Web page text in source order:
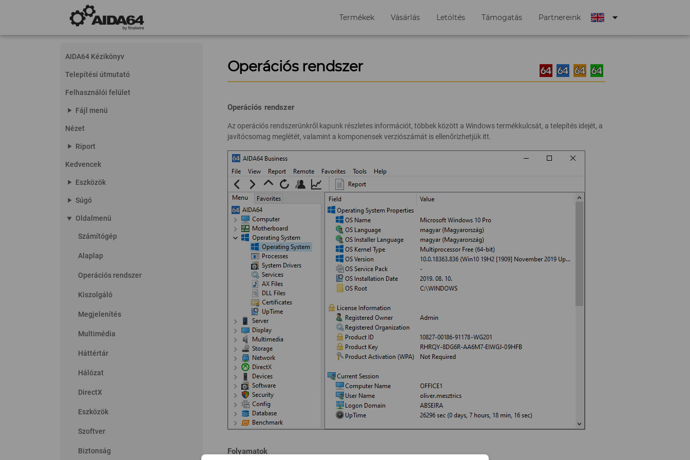
Termékek Vásárlás Letöltés Támogatás Partnereink arrow_drop_down
AIDA64 Kézikönyv
Telepítési útmutató
Felhasználói felület
play_arrow Fájl menü
Nézet
play_arrow Riport
Kedvencek
play_arrow Eszközök
play_arrow Súgó
play_arrow Oldalmenü
Számítógép
Alaplap
Operációs rendszer
Kiszolgáló
Megjelenítés
Multimédia
Háttértár
Hálózat
DirectX
Eszközök
Szoftver
Biztonság
Operációs rendszer
Operációs rendszer
Az operációs rendszerünkről kapunk részletes információt, többek között a Windows termékkulcsát, a telepítés idejét, a
javítócsomag meglétét, valamint a komponensek verziószámát is ellenőrizhetjük itt.
Folyamatok